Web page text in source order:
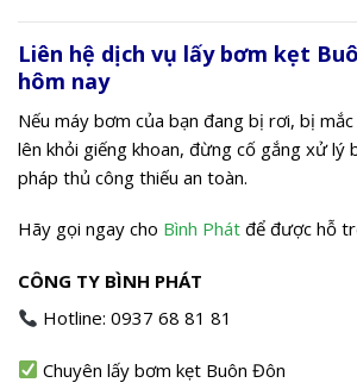
Liên hệ dịch vụ lấy bơm kẹt
hôm nay
Nếu máy bơm của bạn đang bị rơi, bị
lên khỏi giếng khoan, đừng cố gắng xử lý
pháp thủ công thiếu an toàn.
Hãy gọi ngay cho Bình Phát để được hỗ
CÔNG TY BÌNH PHÁT
Hotline: 0937 68 81 81
Chuyên lấy bơm kẹt Buôn Đôn